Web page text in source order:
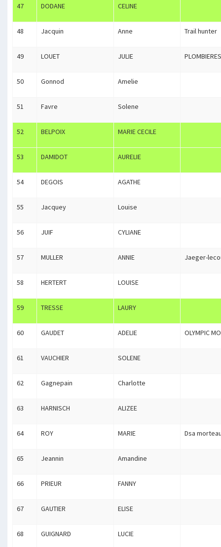
47 DODANE CELINE
48 Jacquin Anne Trail hunter
49 LOUET JULIE
50 Gonnod Amelie
51 Favre Solene
52 BELPOIX MARIE CECILE
53 DAMIDOT AURELIE
54 DEGOIS AGATHE
55 Jacquey Louise
56 JUIF CYLIANE
57 MULLER ANNIE Jaeger-
58 HERTERT LOUISE
59 TRESSE LAURY
60 GAUDET ADELIE OLYMPIC
61 VAUCHIER SOLENE
62 Gagnepain Charlotte
63 HARNISCH ALIZEE
64 ROY MARIE Dsa
65 Jeannin Amandine
66 PRIEUR FANNY
67 GAUTIER ELISE
68 GUIGNARD LUCIE